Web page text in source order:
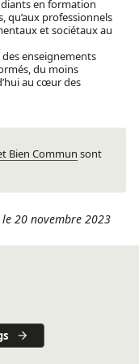
en formation
qu’aux professionnels
et sociétaux au
enseignements
du moins
au cœur des
Bien Commun sont
20 novembre 2023